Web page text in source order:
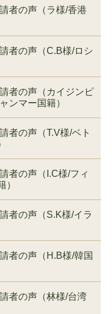
者の声（ラ様/香港
者の声（C.B様/ロシ
者の声（カイジンピ
ンマー国籍）
者の声（T.V様/ベト
者の声（I.C様/フィ
）
者の声（S.K様/イラ
者の声（H.B様/韓国
者の声（林様/台湾